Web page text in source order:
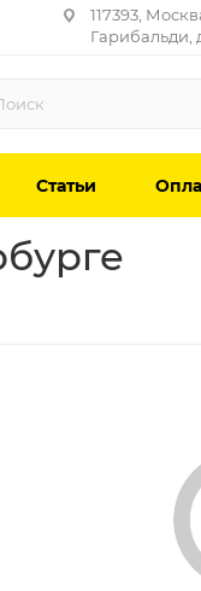
117393,
Гарибальди,
Статьи